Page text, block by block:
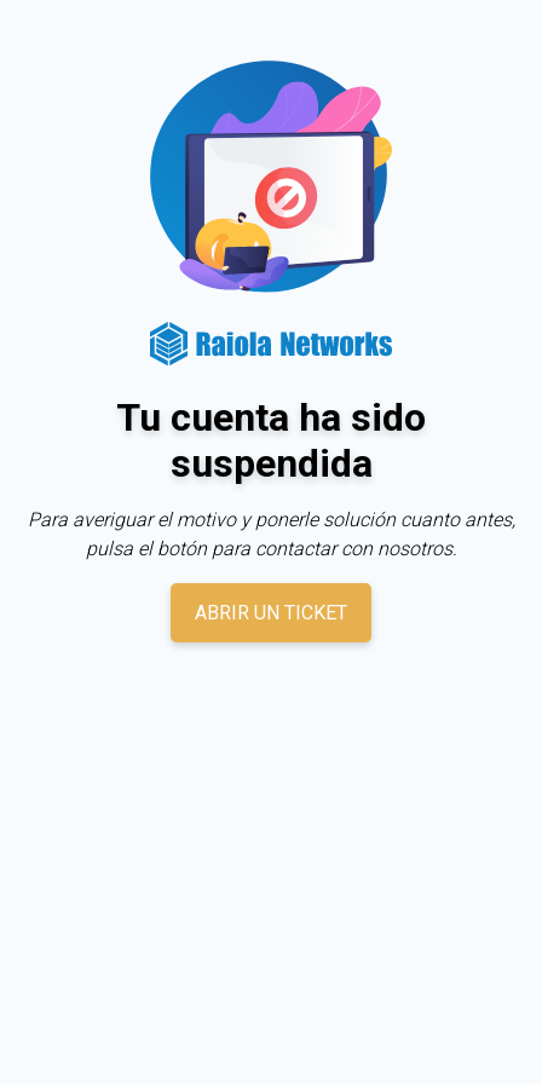
Tu cuenta ha sido
suspendida
Para averiguar el motivo y ponerle solución cuanto antes,
pulsa el botón para contactar con nosotros.
ABRIR UN TICKET